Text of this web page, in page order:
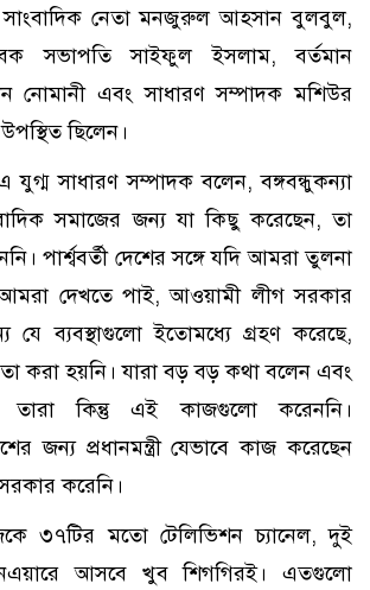
নেতা মনজুরুল আহসান বুলবুল,
সভাপতি সাইফুল ইসলাম, বর্তমান
নোমানী এবং সাধারণ সম্পাদক মশিউর
ছিলেন।
সাধারণ সম্পাদক বলেন, বঙ্গবন্ধুকন্যা
সমাজের জন্য যা কিছু করেছেন, তা
পার্শ্ববর্তী দেশের সঙ্গে যদি আমরা তুলনা
দেখতে পাই, আওয়ামী লীগ সরকার
যে ব্যবস্থাগুলো ইতোমধ্যে গ্রহণ করেছে,
করা হয়নি। যারা বড় বড় কথা বলেন এবং
তারা কিন্তু এই কাজগুলো করেননি।
জন্য প্রধানমন্ত্রী যেভাবে কাজ করেছেন
করেনি।
৩৭টির মতো টেলিভিশন চ্যানেল, দুই
আসবে খুব শিগগিরই। এতগুলো